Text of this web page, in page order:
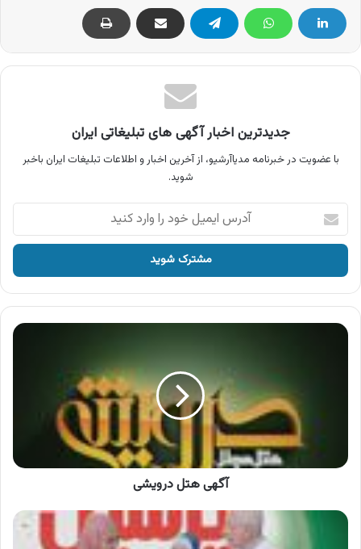
جدیدترین اخبار آگهی های تبلیغاتی ایران
با عضویت در خبرنامه مدیاآرشیو، از آخرین اخبار و اطلاعات تبلیغات ایران باخبر
شوید.
آدرس
ایمیل
خود
وارد
کنید
آگهی
آگهی هتل درویشی
آگهی